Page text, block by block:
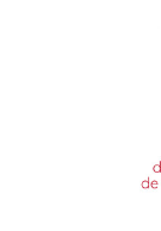
ATAS E
REGULAMENTOS